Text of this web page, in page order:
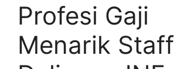
Profesi Gaji
Menarik Staff